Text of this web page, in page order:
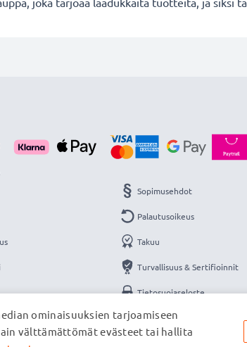
Sopimusehdot
Palautusoikeus
Takuu
Turvallisuus & Sertifioinnit
Tietosuojaseloste
Yritystiedot
ominaisuuksien tarjoamiseen
välttämättömät evästeet tai hallita